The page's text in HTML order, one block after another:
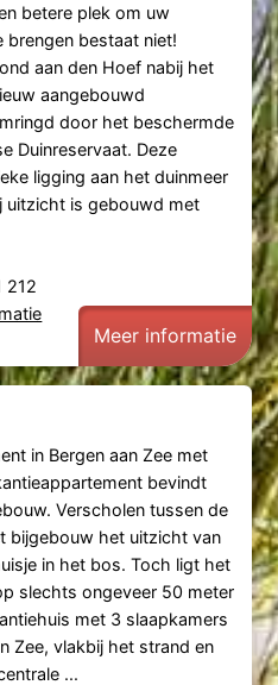
betere plek om uw
brengen bestaat niet!
aan den Hoef nabij het
aangebouwd
door het beschermde
Duinreservaat. Deze
ligging aan het duinmeer
uitzicht is gebouwd met
212
Meer informatie
in Bergen aan Zee met
bevindt
Verscholen tussen de
bijgebouw het uitzicht van
in het bos. Toch ligt het
slechts ongeveer 50 meter
met 3 slaapkamers
Zee, vlakbij het strand en
...